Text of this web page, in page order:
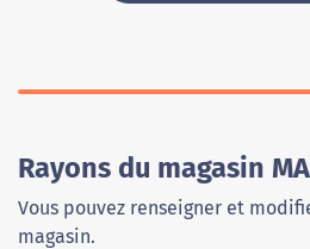
Rayons du magasin
Vous pouvez renseigner et
magasin.